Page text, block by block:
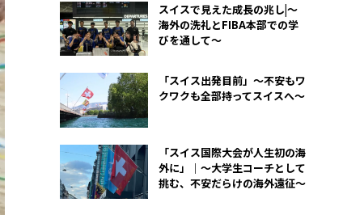
スイスで見えた成長の兆し|〜
海外の洗礼とFIBA本部での学
びを通して〜
「スイス出発目前」〜不安もワ
クワクも全部持ってスイスへ〜
「スイス国際大会が人生初の海
外に」｜〜大学生コーチとして
挑む、不安だらけの海外遠征〜